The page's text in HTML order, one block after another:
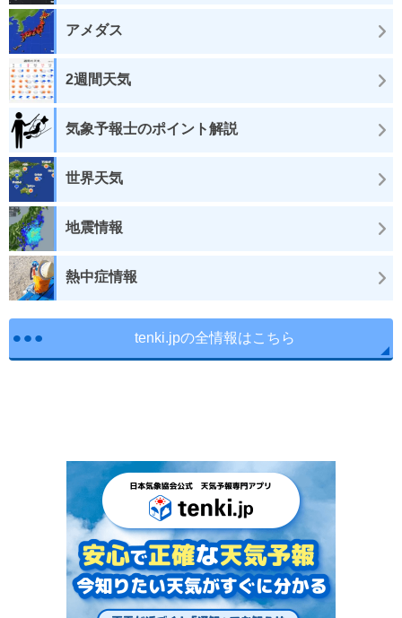
アメダス
2週間天気
気象予報士のポイント解説
世界天気
地震情報
熱中症情報
tenki.jpの全情報はこちら